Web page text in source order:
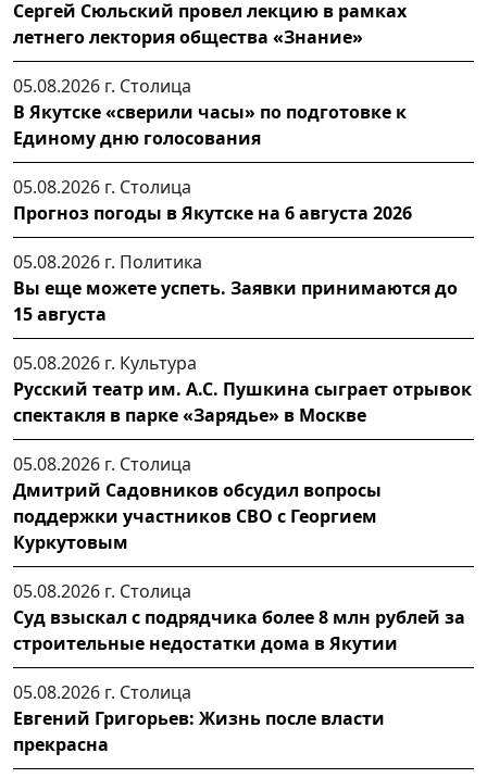
Сергей Сюльский провел лекцию в рамках
летнего лектория общества «Знание»
05.08.2026 г. Столица
В Якутске «сверили часы» по подготовке к
Единому дню голосования
05.08.2026 г. Столица
Прогноз погоды в Якутске на 6 августа 2026
05.08.2026 г. Политика
Вы еще можете успеть. Заявки принимаются до
15 августа
05.08.2026 г. Культура
Русский театр им. А.С. Пушкина сыграет отрывок
спектакля в парке «Зарядье» в Москве
05.08.2026 г. Столица
Дмитрий Садовников обсудил вопросы
поддержки участников СВО с Георгием
Куркутовым
05.08.2026 г. Столица
Суд взыскал с подрядчика более 8 млн рублей за
строительные недостатки дома в Якутии
05.08.2026 г. Столица
Евгений Григорьев: Жизнь после власти
прекрасна